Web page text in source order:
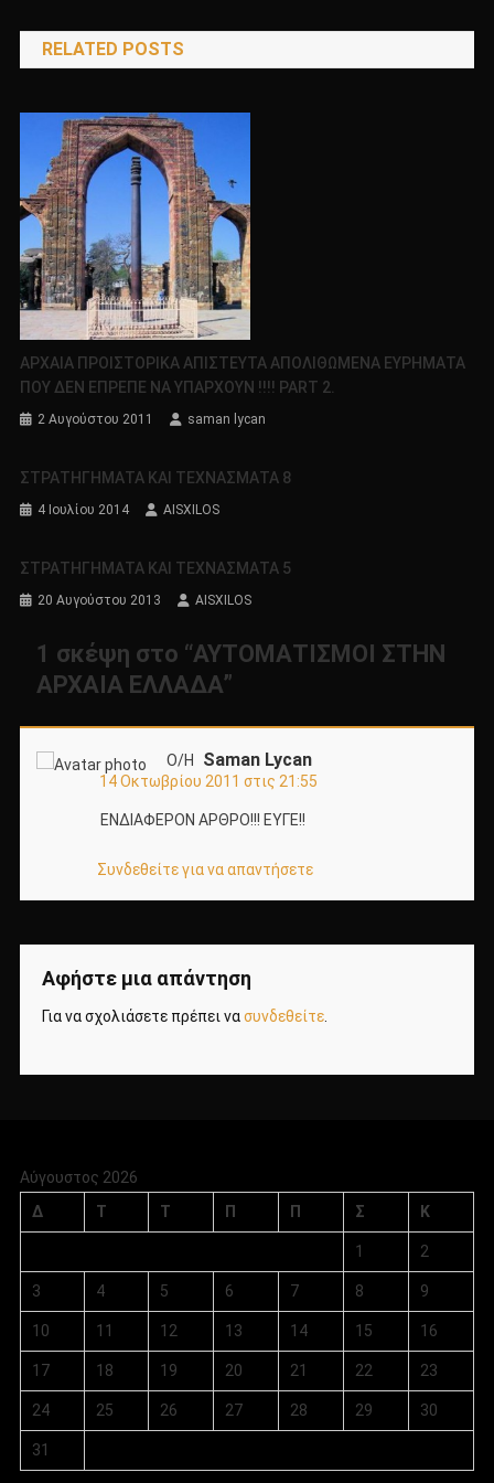
άρθρων
RELATED POSTS
ΑΡΧΑΙΑ ΠΡΟΙΣΤΟΡΙΚΑ ΑΠΙΣΤΕΥΤΑ ΑΠΟΛΙΘΩΜΕΝΑ ΕΥΡΗΜΑΤΑ
ΠΟΥ ΔΕΝ ΕΠΡΕΠΕ ΝΑ ΥΠΑΡΧΟΥΝ !!!! PART 2.
2 Αυγούστου 2011 saman lycan
ΣΤΡΑΤΗΓΗΜΑΤΑ ΚΑΙ ΤΕΧΝΑΣΜΑΤΑ 8
4 Ιουλίου 2014 AISXILOS
ΣΤΡΑΤΗΓΗΜΑΤΑ ΚΑΙ ΤΕΧΝΑΣΜΑΤΑ 5
20 Αυγούστου 2013 AISXILOS
1 σκέψη στο “ΑΥΤΟΜΑΤΙΣΜΟΙ ΣΤΗΝ
ΑΡΧΑΙΑ ΕΛΛΑΔΑ”
Ο/Η Saman Lycan
14 Οκτωβρίου 2011 στις 21:55
ΕΝΔΙΑΦΕΡΟΝ ΑΡΘΡΟ!!! ΕΥΓΕ!!
Συνδεθείτε για να απαντήσετε
Αφήστε μια απάντηση
Για να σχολιάσετε πρέπει νασυνδεθείτε.
Αύγουστος 2026
Δ
Τ Τ Π Π Σ Κ
1 2
3 4 5 6 7 8 9
10 11 12 13 14 15 16
17 18 19 20 21 22 23
24 25 26 27 28 29 30
31